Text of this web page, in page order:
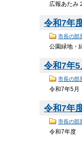
広報あたみ
令和7年
市長の部
公園緑地・
令和7年
市長の部
令和7年5
令和7年
市長の部
令和7年度